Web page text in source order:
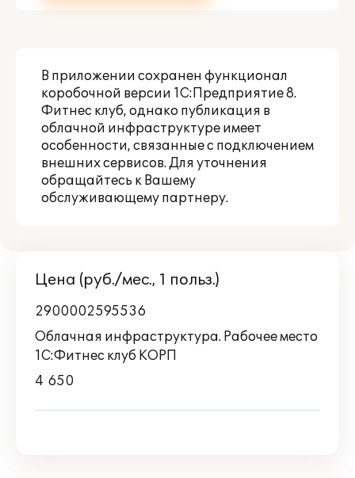
Цена (руб./мес., 1 польз.)
2900002595536
Облачная инфраструктура. Рабочее место
1С:Фитнес клуб КОРП
4 650
В приложении сохранен функционал
коробочной версии 1С:Предприятие 8.
Фитнес клуб, однако публикация в
облачной инфраструктуре имеет
особенности, связанные с подключением
внешних сервисов. Для уточнения
обращайтесь к Вашему
обслуживающему партнеру.